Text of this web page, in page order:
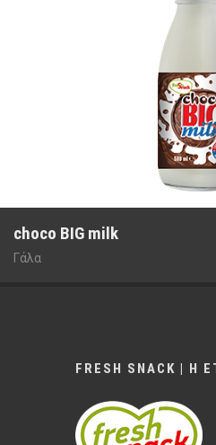
choco BIG milk
Γάλα
FRESH SNACK | Η